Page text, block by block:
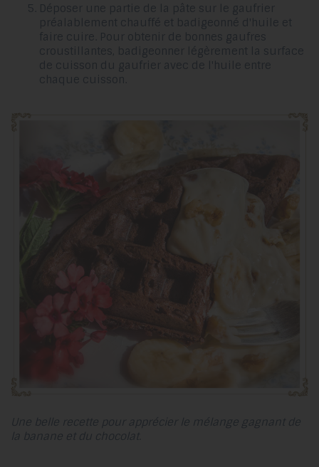
Déposer une partie de la pâte sur le gaufrier
préalablement chauffé et badigeonné d'huile et
faire cuire. Pour obtenir de bonnes gaufres
croustillantes, badigeonner légèrement la surface
de cuisson du gaufrier avec de l'huile entre
chaque cuisson.
Une belle recette pour apprécier le mélange gagnant de
la banane et du chocolat.